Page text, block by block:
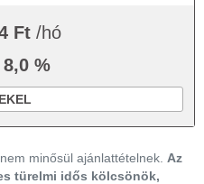
Ft /hó
%
minősül ajánlattételnek. Az
türelmi idős kölcsönök,